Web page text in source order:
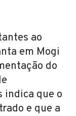
ao
em Mogi
do
indica que o
e que a